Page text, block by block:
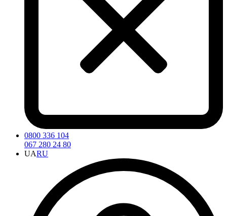
0800 336 104
067 280 24 80
UARU